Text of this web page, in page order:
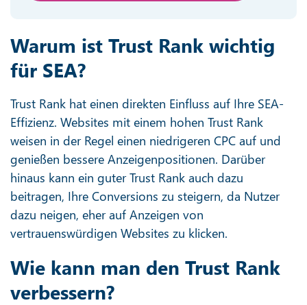
Warum ist Trust Rank wichtig
für SEA?
Trust Rank hat einen direkten Einfluss auf Ihre SEA-
Effizienz. Websites mit einem hohen Trust Rank
weisen in der Regel einen niedrigeren CPC auf und
genießen bessere Anzeigenpositionen. Darüber
hinaus kann ein guter Trust Rank auch dazu
beitragen, Ihre Conversions zu steigern, da Nutzer
dazu neigen, eher auf Anzeigen von
vertrauenswürdigen Websites zu klicken.
Wie kann man den Trust Rank
verbessern?